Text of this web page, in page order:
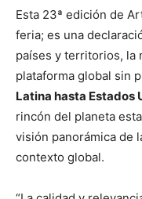
Esta 23ª edición de
feria; es una
países y territorios, la
plataforma global sin
Latina hasta Estados
rincón del planeta
visión panorámica de
contexto global.